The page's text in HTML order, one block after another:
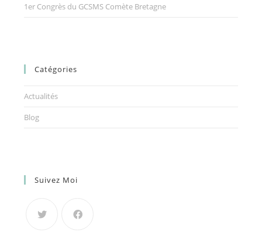
1er Congrès du GCSMS Comète Bretagne
Catégories
Actualités
Blog
Suivez Moi